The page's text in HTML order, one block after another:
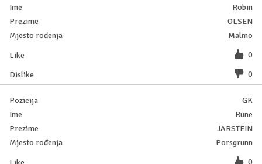
Robin
OLSEN
Malmö
0
0
GK
Rune
JARSTEIN
Porsgrunn
0